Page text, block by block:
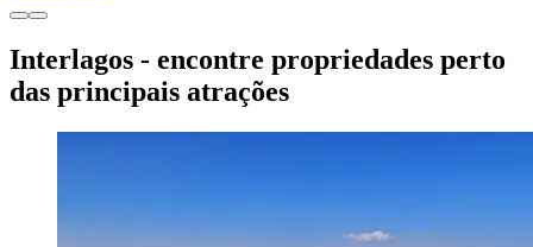
Interlagos - encontre propriedades perto
das principais atrações